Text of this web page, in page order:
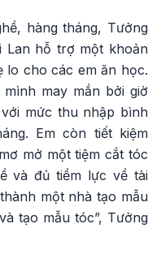
hàng tháng, Tưởng
Lan hỗ trợ một khoản
lo cho các em ăn học.
may mắn bởi giờ
mức thu nhập bình
Em còn tiết kiệm
mở một tiệm cắt tóc
và đủ tiềm lực về tài
một nhà tạo mẫu
tạo mẫu tóc”, Tưởng